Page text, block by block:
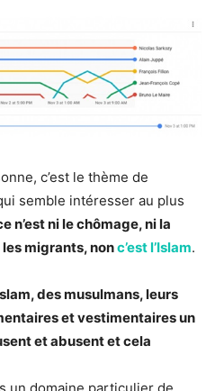
c’est le thème de
semble intéresser au plus
n’est ni le chômage, ni la
migrants, nonc’est l’Islam.
des musulmans, leurs
et vestimentaires un
et abusent et cela